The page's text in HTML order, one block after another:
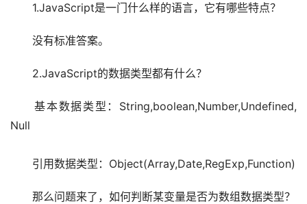
1.JavaScript是一门什么样的语言，它有哪些特点？
没有标准答案。
2.JavaScript的数据类型都有什么？
基本数据类型：String,boolean,Number,Undefined,
Null
引用数据类型：Object(Array,Date,RegExp,Function)
那么问题来了，如何判断某变量是否为数组数据类型？